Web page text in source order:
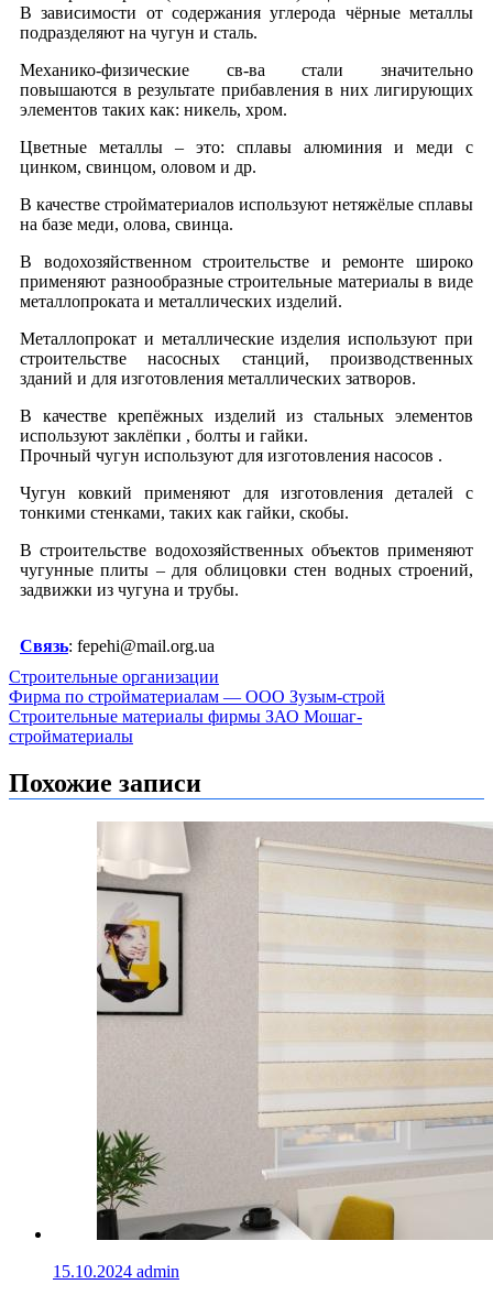
В зависимости от содержания углерода чёрные металлы
подразделяют на чугун и сталь.
Механико-физические св-ва стали значительно
повышаются в результате прибавления в них лигирующих
элементов таких как: никель, хром.
Цветные металлы – это: сплавы алюминия и меди с
цинком, свинцом, оловом и др.
В качестве стройматериалов используют нетяжёлые сплавы
на базе меди, олова, свинца.
В водохозяйственном строительстве и ремонте широко
применяют разнообразные строительные материалы в виде
металлопроката и металлических изделий.
Металлопрокат и металлические изделия используют при
строительстве насосных станций, производственных
зданий и для изготовления металлических затворов.
В качестве крепёжных изделий из стальных элементов
используют заклёпки , болты и гайки.
Прочный чугун используют для изготовления насосов .
Чугун ковкий применяют для изготовления деталей с
тонкими стенками, таких как гайки, скобы.
В строительстве водохозяйственных объектов применяют
чугунные плиты – для облицовки стен водных строений,
задвижки из чугуна и трубы.
Связь: fepehi@mail.org.ua
Строительные организации
Навигация
по
Фирма по стройматериалам — ООО Зузым-строй
Строительные материалы фирмы ЗАО Мошаг-
стройматериалы
Похожие записи
15.10.2024 admin